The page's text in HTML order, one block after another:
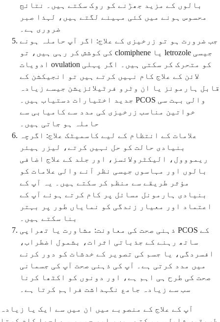
بالوں کے مزید جھڑنے کو روک سکتے ہیں۔ نتائج
محسوس ہونے میں کئی مہینے لگتے ہیں، لہذا صبر
ضروری ہے۔
جب ضرورت ہو تو زرخیزی کے علاج: اگر آپ حاملہ ہونے
کی کوشش کر رہی ہیں، تو clomiphene یا letrozole جیسی
ادویات ovulation کو متحرک کر سکتی ہیں۔ اگر پہلی
لائن کے علاج کام نہیں کرتے ہیں تو انجیکشن کے
قابل ہارمونز یا ان وٹرو فرٹیلائزیشن جیسے زیادہ
جدید اختیارات دستیاب ہیں۔ PCOS والی بہت سی
خواتین مناسب زرخیزی کی مدد سے کامیابی سے
حاملہ ہو جاتی ہیں۔
علامات کے انتظام کے لیے کاسمیٹک علاج: اگرچہ
بنیادی حالت کو حل نہیں کرتے، لیزر ہیئر
ریمووول، الیکٹرولائسز، اور جلد کے علاج اضافی
بالوں اور مہاسوں جیسی نظر آنے والی علامات کو
مؤثر طریقے سے منظم کر سکتے ہیں۔ یہ آپ کے
بنیادی ہارمونل مسائل پر کام کرتے ہوئے آپ کے
اعتماد اور معیار زندگی کو نمایاں طور پر بہتر
بنا سکتے ہیں۔
ذہنی صحت کی معاونت: مشاورت یا تھراپی PCOS کے
ساتھ رہنے کے جذباتی اثرات، بشمول اضطراب،
افسردگی، یا جسم کی تصویر کے خدشات کو دور کرنے
میں مدد کرتی ہے۔ آپ کی ذہنی صحت آپ کی جسمانی
صحت کی طرح ہی اہم ہے، اور دونوں کو اکٹھا کرنا
سب سے زیادہ جامع نگہداشت فراہم کرتا ہے۔
آپ کے علاج کے منصوبے میں ان میں سے ایک یا زیادہ